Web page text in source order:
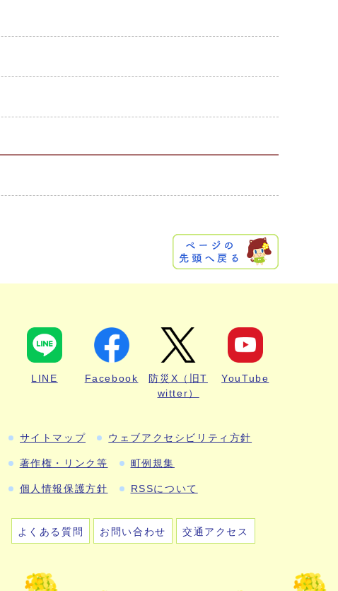
LINE Facebook
防災X（旧T
witter）
YouTube
サイトマップ ウェブアクセシビリティ方針
著作権・リンク等 町例規集
個人情報保護方針 RSSについて
よくある質問 お問い合わせ 交通アクセス